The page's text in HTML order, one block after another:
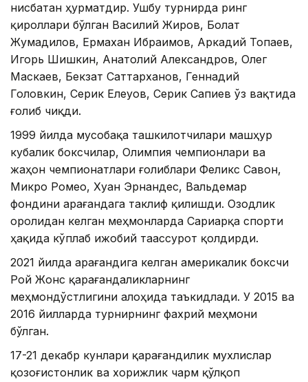
нисбатан ҳурматдир. Ушбу турнирда ринг
қироллари бўлган Василий Жиров, Болат
Жумадилов, Ермахан Ибраимов, Аркадий Топаев,
Игорь Шишкин, Анатолий Александров, Олег
Маскаев, Бекзат Саттарханов, Геннадий
Головкин, Серик Елеуов, Серик Сапиев ўз вақтида
ғолиб чиқди.
1999 йилда мусобақа ташкилотчилари машҳур
кубалик боксчилар, Олимпия чемпионлари ва
жаҳон чемпионатлари ғолиблари Феликс Савон,
Микро Ромео, Хуан Эрнандес, Вальдемар
фондини Қарағандага таклиф қилишди. Озодлик
оролидан келган меҳмонларда Сариарқа спорти
ҳақида кўплаб ижобий таассурот қолдирди.
2021 йилда Қарағандига келган америкалик боксчи
Рой Жонс қарағандаликларнинг
меҳмондўстлигини алоҳида таъкидлади. У 2015 ва
2016 йилларда турнирнинг фахрий меҳмони
бўлган.
17-21 декабр кунлари қарағандилик мухлислар
қозоғистонлик ва хорижлик чарм қўлқоп